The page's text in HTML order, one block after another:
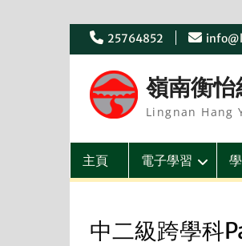
Skip
25764852
嶺南衡
Lingnan Hang
主頁 電子學習
中二級跨學科